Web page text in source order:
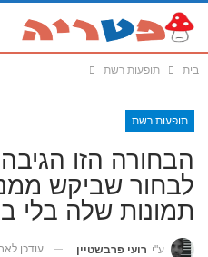
בית תופעות רשת
תופעות רשת
הבחורה הזו
לבחור שביקש
תמונות שלה בלי
ע"י רועי פרבשטיין עודכן